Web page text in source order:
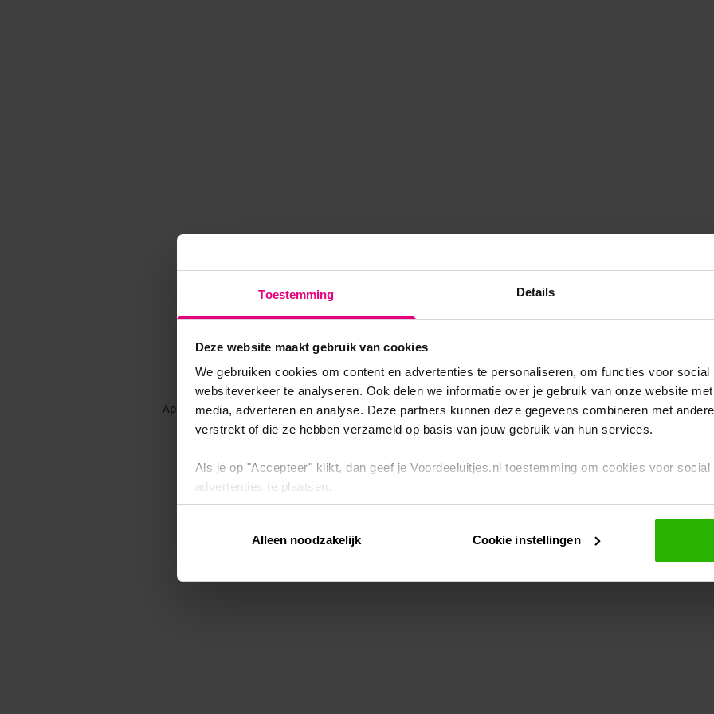
Toestemming Details
Deze website maakt gebruik van cookies
We gebruiken cookies om content en advertenties te personaliseren, om functies voor
websiteverkeer te analyseren. Ook delen we informatie over je gebruik van onze website
media, adverteren en analyse. Deze partners kunnen deze gegevens combineren met
verstrekt of die ze hebben verzameld op basis van jouw gebruik van hun services.
Als je op "Accepteer" klikt, dan geef je Voordeeluitjes.nl toestemming om cookies voor
advertenties te plaatsen.
Via "Cookie instellingen" kun je ook zelf instellen welke cookies worden geplaatst. Je kunt je
intrekken op onscookiebeleid.
Alleen noodzakelijk Cookie instellingen
Application error: a client-side exception has occurred while loadingwww.voordeeluitjes.nl (see the